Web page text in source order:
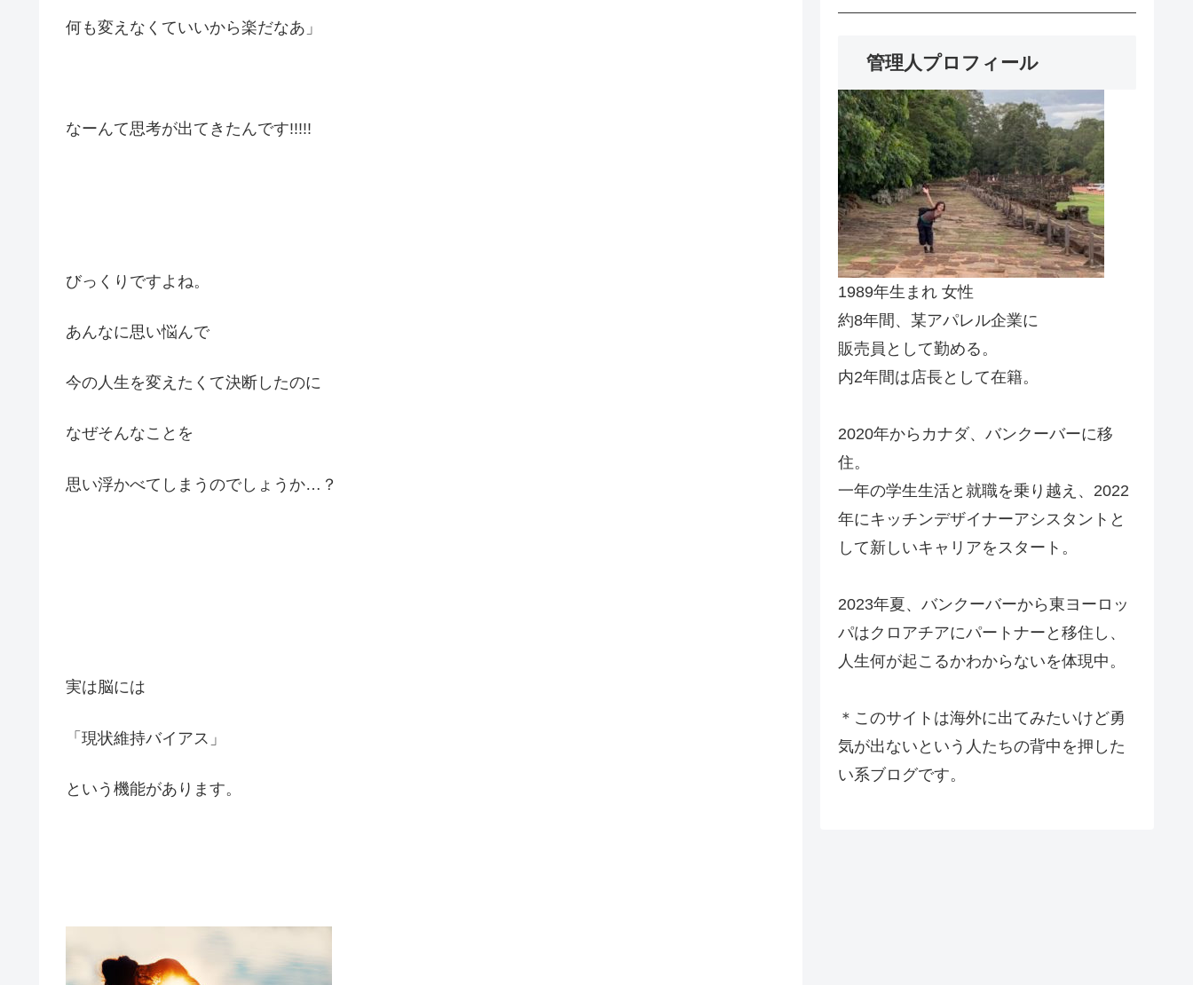
何も変えなくていいから楽だなあ」
なーんて思考が出てきたんです!!!!!
びっくりですよね。
あんなに思い悩んで
今の人生を変えたくて決断したのに
なぜそんなことを
思い浮かべてしまうのでしょうか…？
実は脳には
「現状維持バイアス」
という機能があります。
管理人プロフィール
1989年生まれ 女性
約8年間、某アパレル企業に
販売員として勤める。
内2年間は店長として在籍。
2020年からカナダ、バンクーバーに移
住。
一年の学生生活と就職を乗り越え、2022
年にキッチンデザイナーアシスタントと
して新しいキャリアをスタート。
2023年夏、バンクーバーから東ヨーロッ
パはクロアチアにパートナーと移住し、
人生何が起こるかわからないを体現中。
＊このサイトは海外に出てみたいけど勇
気が出ないという人たちの背中を押した
い系ブログです。